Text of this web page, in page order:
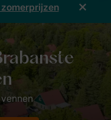
account